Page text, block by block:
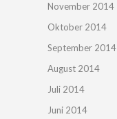
November 2014
Oktober 2014
September 2014
August 2014
Juli 2014
Juni 2014